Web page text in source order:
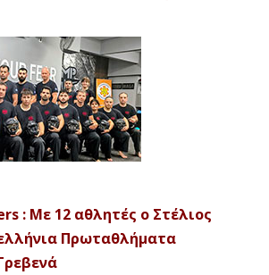
: Με 12 αθλητές ο Στέλιος
Πρωταθλήματα